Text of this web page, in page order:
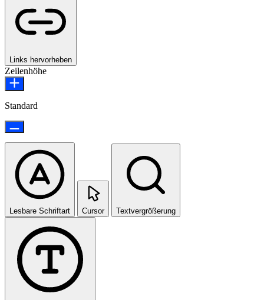
Links hervorheben
Zeilenhöhe
Standard
Lesbare Schriftart Cursor Textvergrößerung